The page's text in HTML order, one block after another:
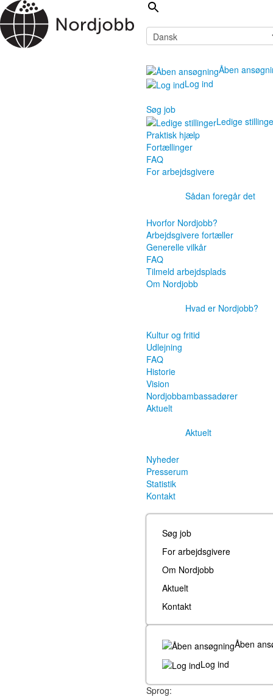
Åben
Log ind
Søg job
Ledige
Praktisk hjælp
Fortællinger
FAQ
For arbejdsgivere
Sådan foregår det
Hvorfor Nordjobb?
Arbejdsgivere fortæller
Generelle vilkår
FAQ
Tilmeld arbejdsplads
Om Nordjobb
Hvad er Nordjobb?
Kultur og fritid
Udlejning
FAQ
Historie
Vision
Nordjobbambassadører
Aktuelt
Aktuelt
Nyheder
Presserum
Statistik
Kontakt
Søg job
For arbejdsgivere
Om Nordjobb
Aktuelt
Kontakt
Åben
Log ind
Sprog: